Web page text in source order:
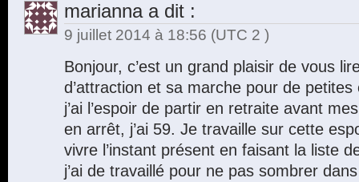
mariannaa dit :
9 juillet 2014 à 18:56 (UTC 2 )
Bonjour, c’est un grand plaisir de vous
d’attraction et sa marche pour de
j’ai l’espoir de partir en retraite avant
en arrêt, j’ai 59. Je travaille sur cette
vivre l’instant présent en faisant la liste
j’ai de travaillé pour ne pas sombrer